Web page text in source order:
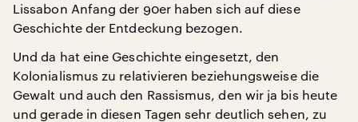
Lissabon Anfang der 90er haben sich auf diese
Geschichte der Entdeckung bezogen.
Und da hat eine Geschichte eingesetzt, den
Kolonialismus zu relativieren beziehungsweise die
Gewalt und auch den Rassismus, den wir ja bis heute
und gerade in diesen Tagen sehr deutlich sehen, zu